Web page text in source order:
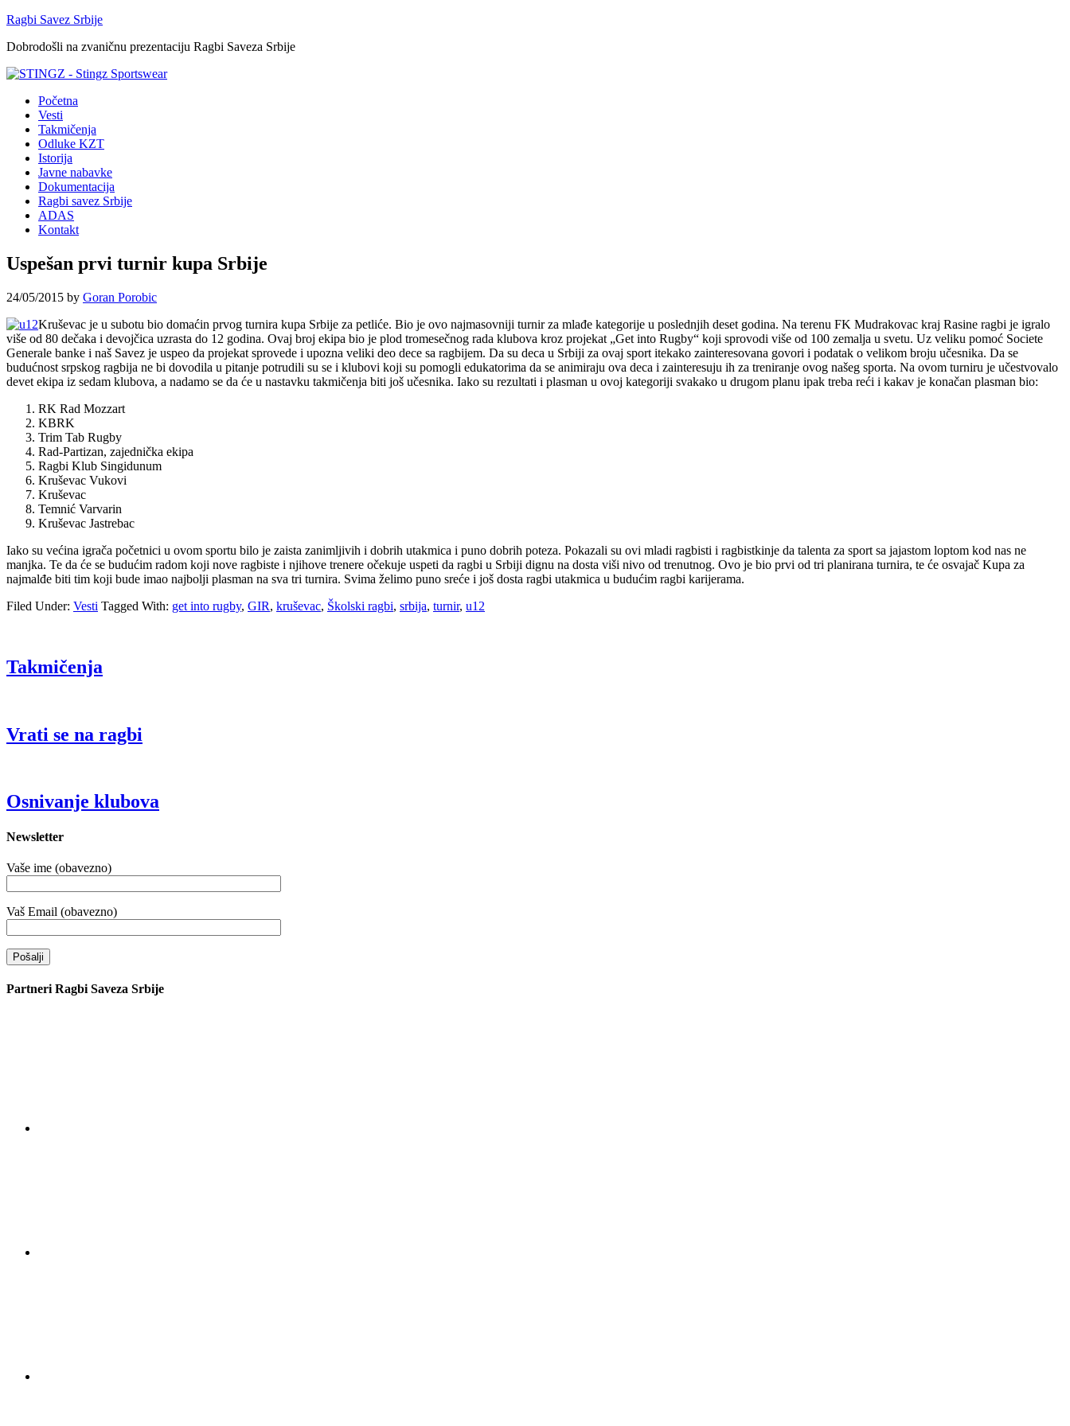
Ragbi Savez Srbije
Dobrodošli na zvaničnu prezentaciju Ragbi Saveza Srbije
Početna
Vesti
Takmičenja
Odluke KZT
Istorija
Javne nabavke
Dokumentacija
Ragbi savez Srbije
ADAS
Kontakt
Uspešan prvi turnir kupa Srbije
24/05/2015 by Goran Porobic
Kruševac je u subotu bio domaćin prvog turnira kupa Srbije za petliće. Bio je ovo najmasovniji turnir za mlađe kategorije u poslednjih deset godina. Na terenu FK Mudrakovac kraj Rasine ragbi je igralo
više od 80 dečaka i devojčica uzrasta do 12 godina. Ovaj broj ekipa bio je plod tromesečnog rada klubova kroz projekat „Get into Rugby“ koji sprovodi više od 100 zemalja u svetu. Uz veliku pomoć Societe
Generale banke i naš Savez je uspeo da projekat sprovede i upozna veliki deo dece sa ragbijem. Da su deca u Srbiji za ovaj sport itekako zainteresovana govori i podatak o velikom broju učesnika. Da se
budućnost srpskog ragbija ne bi dovodila u pitanje potrudili su se i klubovi koji su pomogli edukatorima da se animiraju ova deca i zainteresuju ih za treniranje ovog našeg sporta. Na ovom turniru je učestvovalo
devet ekipa iz sedam klubova, a nadamo se da će u nastavku takmičenja biti još učesnika. Iako su rezultati i plasman u ovoj kategoriji svakako u drugom planu ipak treba reći i kakav je konačan plasman bio:
RK Rad Mozzart
KBRK
Trim Tab Rugby
Rad-Partizan, zajednička ekipa
Ragbi Klub Singidunum
Kruševac Vukovi
Kruševac
Temnić Varvarin
Kruševac Jastrebac
Iako su većina igrača početnici u ovom sportu bilo je zaista zanimljivih i dobrih utakmica i puno dobrih poteza. Pokazali su ovi mladi ragbisti i ragbistkinje da talenta za sport sa jajastom loptom kod nas ne
manjka. Te da će se budućim radom koji nove ragbiste i njihove trenere očekuje uspeti da ragbi u Srbiji dignu na dosta viši nivo od trenutnog. Ovo je bio prvi od tri planirana turnira, te će osvajač Kupa za
najmalđe biti tim koji bude imao najbolji plasman na sva tri turnira. Svima želimo puno sreće i još dosta ragbi utakmica u budućim ragbi karijerama.
Filed Under: Vesti Tagged With: get into rugby, GIR, kruševac, Školski ragbi, srbija, turnir, u12
Takmičenja
Vrati se na ragbi
Osnivanje klubova
Newsletter
Vaše ime (obavezno)
Vaš Email (obavezno)
Partneri Ragbi Saveza Srbije